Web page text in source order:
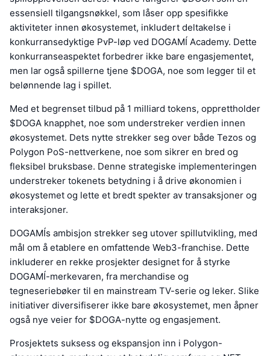
essensiell tilgangsnøkkel, som låser opp spesifikke
aktiviteter innen økosystemet, inkludert deltakelse i
konkurransedyktige PvP-løp ved DOGAMÍ Academy. Dette
konkurranseaspektet forbedrer ikke bare engasjementet,
men lar også spillerne tjene $DOGA, noe som legger til et
belønnende lag i spillet.
Med et begrenset tilbud på 1 milliard tokens, opprettholder
$DOGA knapphet, noe som understreker verdien innen
økosystemet. Dets nytte strekker seg over både Tezos og
Polygon PoS-nettverkene, noe som sikrer en bred og
fleksibel bruksbase. Denne strategiske implementeringen
understreker tokenets betydning i å drive økonomien i
økosystemet og lette et bredt spekter av transaksjoner og
interaksjoner.
DOGAMÍs ambisjon strekker seg utover spillutvikling, med
mål om å etablere en omfattende Web3-franchise. Dette
inkluderer en rekke prosjekter designet for å styrke
DOGAMÍ-merkevaren, fra merchandise og
tegneseriebøker til en mainstream TV-serie og leker. Slike
initiativer diversifiserer ikke bare økosystemet, men åpner
også nye veier for $DOGA-nytte og engasjement.
Prosjektets suksess og ekspansjon inn i Polygon-